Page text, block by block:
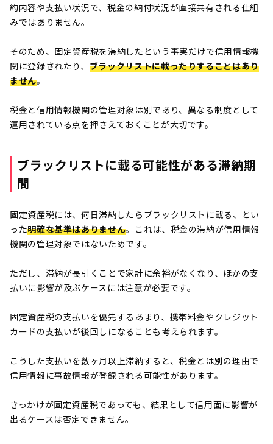
約内容や支払い状況で、税金の納付状況が直接共有される仕組
みではありません。
そのため、固定資産税を滞納したという事実だけで信用情報機
関に登録されたり、 ブラックリストに載ったりすることはあり
ません。
税金と信用情報機関の管理対象は別であり、異なる制度として
運用されている点を押さえておくことが大切です。
ブラックリストに載る可能性がある滞納期
間
固定資産税には、何日滞納したらブラックリストに載る、とい
った明確な基準はありません。これは、税金の滞納が信用情報
機関の管理対象ではないためです。
ただし、滞納が長引くことで家計に余裕がなくなり、ほかの支
払いに影響が及ぶケースには注意が必要です。
固定資産税の支払いを優先するあまり、携帯料金やクレジット
カードの支払いが後回しになることも考えられます。
こうした支払いを数ヶ月以上滞納すると、税金とは別の理由で
信用情報に事故情報が登録される可能性があります。
きっかけが固定資産税であっても、結果として信用面に影響が
出るケースは否定できません。